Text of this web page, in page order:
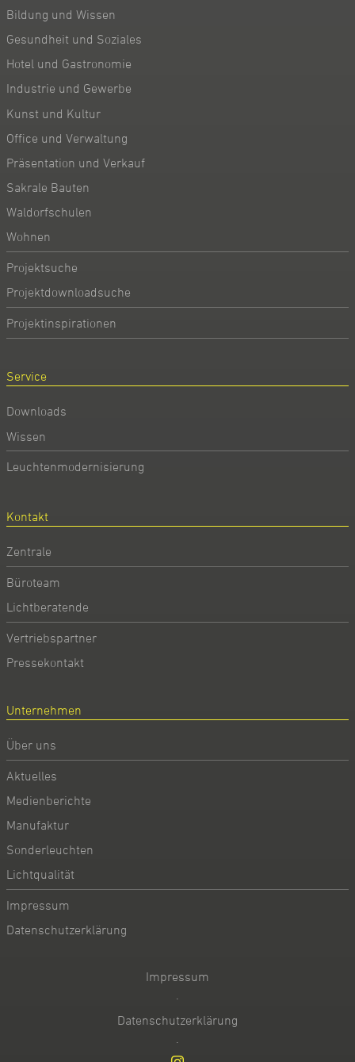
Bildung und Wissen
Gesundheit und Soziales
Hotel und Gastronomie
Industrie und Gewerbe
Kunst und Kultur
Office und Verwaltung
Präsentation und Verkauf
Sakrale Bauten
Waldorfschulen
Wohnen
Projektsuche
Projektdownloadsuche
Projektinspirationen
Service
Downloads
Wissen
Leuchtenmodernisierung
Kontakt
Zentrale
Büroteam
Lichtberatende
Vertriebspartner
Pressekontakt
Unternehmen
Über uns
Aktuelles
Medienberichte
Manufaktur
Sonderleuchten
Lichtqualität
Impressum
Datenschutzerklärung
Impressum
·
Datenschutzerklärung
·